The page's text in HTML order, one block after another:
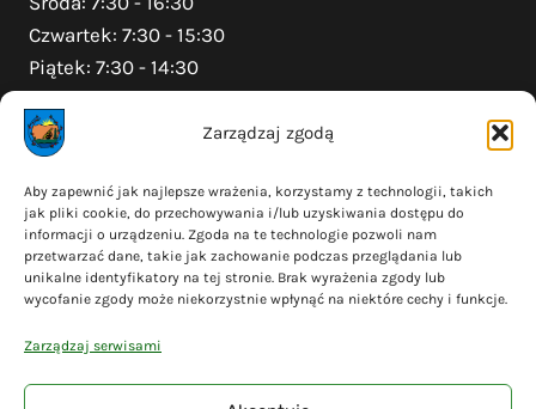
Zarządzaj zgodą
Aby zapewnić jak najlepsze wrażenia, korzystamy z technologii, takich
jak pliki cookie, do przechowywania i/lub uzyskiwania dostępu do
informacji o urządzeniu. Zgoda na te technologie pozwoli nam
przetwarzać dane, takie jak zachowanie podczas przeglądania lub
unikalne identyfikatory na tej stronie. Brak wyrażenia zgody lub
wycofanie zgody może niekorzystnie wpłynąć na niektóre cechy i funkcje.
Zarządzaj serwisami
Czwartek: 7:30 - 15:30
Piątek: 7:30 - 14:30
Na skróty
Polityka prywatności
Polityka plików cookies (EU)
Deklaracja dostępności
Mapa serwisu